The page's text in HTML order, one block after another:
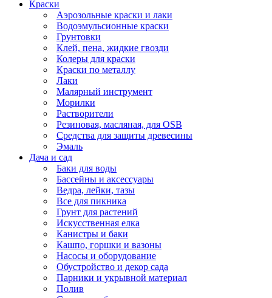
Краски
Аэрозольные краски и лаки
Водоэмульсионные краски
Грунтовки
Клей, пена, жидкие гвозди
Колеры для краски
Краски по металлу
Лаки
Малярный инструмент
Морилки
Растворители
Резиновая, масляная, для OSB
Средства для защиты древесины
Эмаль
Дача и сад
Баки для воды
Бассейны и аксессуары
Ведра, лейки, тазы
Все для пикника
Грунт для растений
Искусственная елка
Канистры и баки
Кашпо, горшки и вазоны
Насосы и оборудование
Обустройство и декор сада
Парники и укрывной материал
Полив